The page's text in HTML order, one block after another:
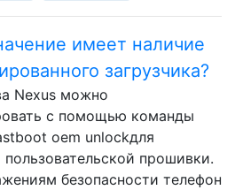
имеет наличие
загрузчика?
Nexus можно
с помощью команды
oem unlockдля
пользовательской прошивки.
безопасности телефон